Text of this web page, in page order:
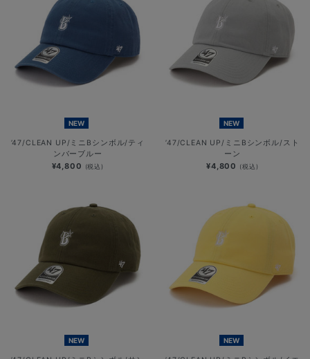
NEW
’47/CLEAN UP/ミニBシンボル/ティ
ンバーブルー
¥4,800 (税込)
NEW
’47/CLEAN UP/ミニBシンボル/スト
ーン
¥4,800 (税込)
NEW NEW